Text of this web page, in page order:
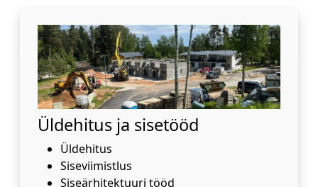
Üldehitus ja sisetööd
Üldehitus
Siseviimistlus
Siseärhitektuuri tööd